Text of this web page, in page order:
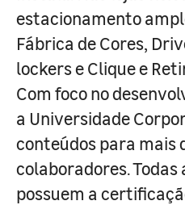
estacionamento
Fábrica de Cores,
lockers e Clique e
Com foco no
a Universidade
conteúdos para mais
colaboradores. Todas
possuem a